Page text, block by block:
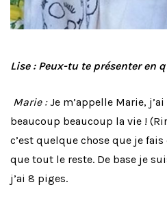
Lise : Peux-tu te présenter en
Marie :Je m’appelle Marie,
beaucoup beaucoup la vie !
c’est quelque chose que je
que tout le reste. De base je
j’ai 8 piges.